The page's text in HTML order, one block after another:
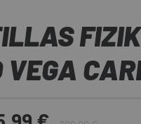
FIZIK
VEGA